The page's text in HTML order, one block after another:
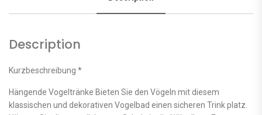
Description
Kurzbeschreibung *
Hängende Vogeltränke Bieten Sie den Vögeln mit diesem
klassischen und dekorativen Vogelbad einen sicheren Trink platz.